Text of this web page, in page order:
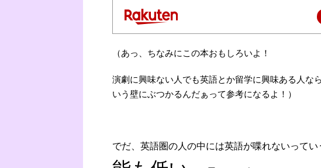
（あっ、ちなみにこの本おもしろいよ！
演劇に興味ない人でも英語とか留学に興味ある人な
いう壁にぶつかるんだぁって参考になるよ！）
でだ、英語圏の人の中には英語が喋れないってい